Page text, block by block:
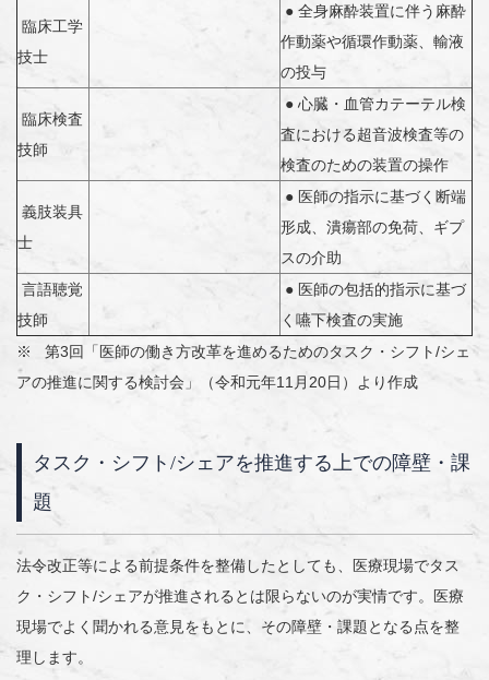
臨床工学
技士
● 全身麻酔装置に伴う麻酔
作動薬や循環作動薬、輸液
の投与
臨床検査
技師
● 心臓・血管カテーテル検
査における超音波検査等の
検査のための装置の操作
義肢装具
士
● 医師の指示に基づく断端
形成、潰瘍部の免荷、ギプ
スの介助
言語聴覚
技師
● 医師の包括的指示に基づ
く嚥下検査の実施
※ 第3回「医師の働き方改革を進めるためのタスク・シフト/シェ
アの推進に関する検討会」（令和元年11月20日）より作成
タスク・シフト/シェアを推進する上での障壁・課
題
法令改正等による前提条件を整備したとしても、医療現場でタス
ク・シフト/シェアが推進されるとは限らないのが実情です。医療
現場でよく聞かれる意見をもとに、その障壁・課題となる点を整
理します。